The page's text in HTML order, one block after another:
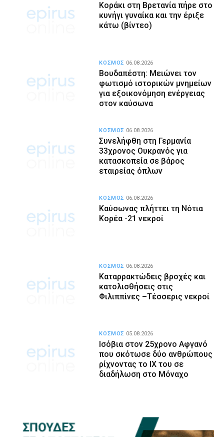
Κοράκι στη Βρετανία πήρε στο
κυνήγι γυναίκα και την έριξε
κάτω (βίντεο)
Βουδαπέστη: Μειώνει τον
φωτισμό ιστορικών μνημείων
για εξοικονόμηση ενέργειας
στον καύσωνα
ΚΟΣΜΟΣ 06.08.2026
Συνελήφθη στη Γερμανία
33χρονος Ουκρανός για
κατασκοπεία σε βάρος
εταιρείας όπλων
ΚΟΣΜΟΣ 06.08.2026
Καύσωνας πλήττει τη Νότια
Κορέα -21 νεκροί
ΚΟΣΜΟΣ 06.08.2026
Καταρρακτώδεις βροχές και
κατολισθήσεις στις
Φιλιππίνες –Τέσσερις νεκροί
ΚΟΣΜΟΣ 06.08.2026
Ισόβια στον 25χρονο Αφγανό
που σκότωσε δύο ανθρώπους
ρίχνοντας το ΙΧ του σε
διαδήλωση στο Μόναχο
ΚΟΣΜΟΣ 05.08.2026